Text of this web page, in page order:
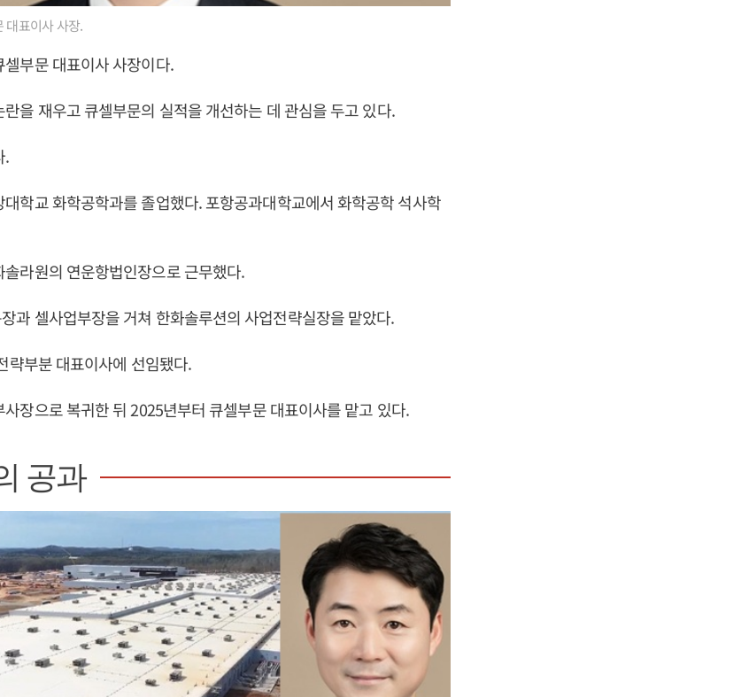
대표이사 사장.
부문 대표이사 사장이다.
을 재우고 큐셀부문의 실적을 개선하는 데 관심을 두고 있다.
.
학교 화학공학과를 졸업했다. 포항공과대학교에서 화학공학 석사학
라원의 연운항법인장으로 근무했다.
과 셀사업부장을 거쳐 한화솔루션의 사업전략실장을 맡았다.
략부분 대표이사에 선임됐다.
장으로 복귀한 뒤 2025년부터 큐셀부문 대표이사를 맡고 있다.
공과